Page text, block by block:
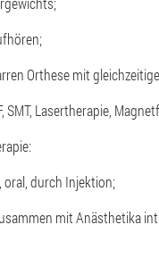
Orthese mit
SMT, Lasertherapie,
oral, durch Injektion;
mit Anästhetika